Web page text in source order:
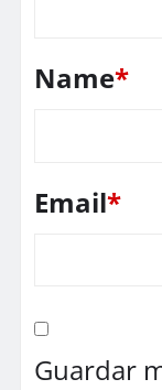
Name*
Email*
Guardar